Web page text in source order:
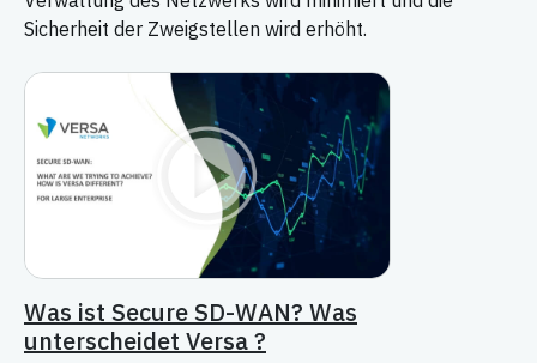
Sicherheit der Zweigstellen wird erhöht.
Was ist Secure SD-WAN? Was
unterscheidet Versa ?